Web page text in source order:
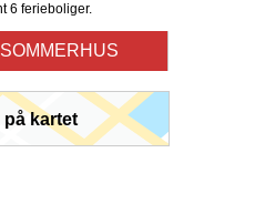
6 ferieboliger.
på kartet